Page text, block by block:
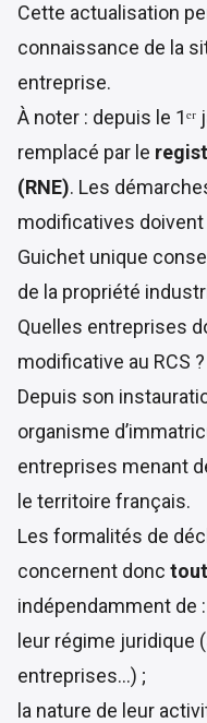
Cette actualisation
connaissance de la
entreprise.
À noter : depuis le
remplacé par le
(RNE). Les
modificatives
Guichet unique
de la propriété
Quelles entreprises
modificative au RCS ?
Depuis son
organisme
entreprises menant
le territoire français.
Les formalités de
concernent donc
indépendamment de :
leur régime juridique
entreprises…) ;
la nature de leur